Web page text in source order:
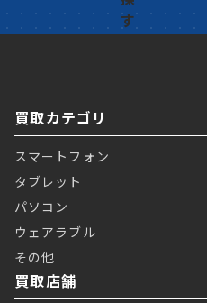
買取カテゴリ
スマートフォン
タブレット
パソコン
ウェアラブル
その他
買取店舗